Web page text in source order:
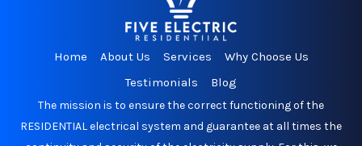
Home About Us Services
Why Choose Us
Testimonials
Blog
The mission is to ensure the correct functioning of the
RESIDENTIAL electrical system and guarantee at all times the